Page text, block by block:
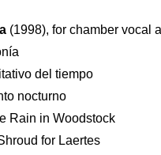
(1998), for chamber vocal
del tiempo
nocturno
Rain in Woodstock
for Laertes